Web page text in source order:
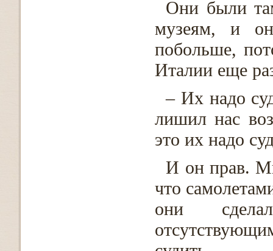
Они были
музеям, и
побольше,
Италии еще
– Их надо
лишил нас
это их надо
И он прав.
что
они